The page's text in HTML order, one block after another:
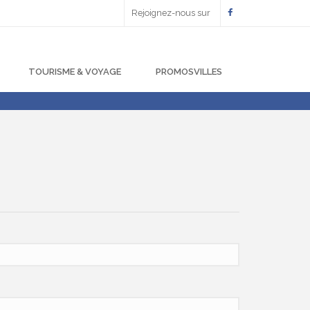
Rejoignez-nous sur
TOURISME & VOYAGE PROMOSVILLES